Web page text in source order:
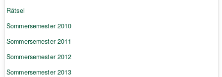
Rätsel
Sommersemester 2010
Sommersemester 2011
Sommersemester 2012
Sommersemester 2013